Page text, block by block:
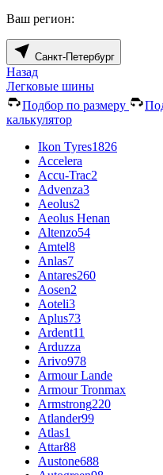
Ваш регион:
Санкт-Петербург
Назад
Легковые шины
Подбор по размеру
калькулятор
Ikon Tyres1826
Accelera
Accu-Trac2
Advenza3
Aeolus2
Aeolus Henan
Altenzo54
Amtel8
Anlas7
Antares260
Aosen2
Aoteli3
Aplus73
Ardent11
Arduzza
Arivo978
Armour Lande
Armour Tronmax
Armstrong220
Atlander99
Atlas1
Attar88
Austone688